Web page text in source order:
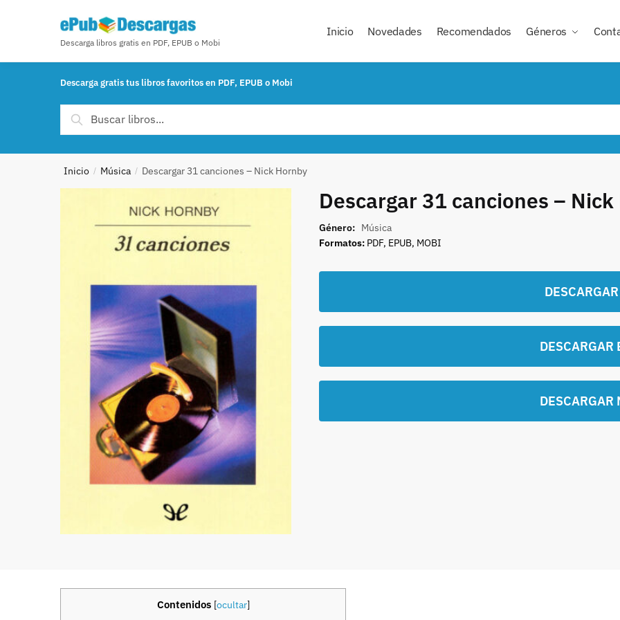
Descarga libros gratis en PDF, EPUB o Mobi
Inicio Novedades Recomendados Géneros
Descarga gratis tus libros favoritos en PDF, EPUB o Mobi
Buscar por:
Buscar
Inicio / Música / Descargar 31 canciones – Nick Hornby
Descargar 31 canciones –
Género: Música
Formatos: PDF, EPUB, MOBI
DESCARGAR
DESCARGAR
Contenidos [ocultar]